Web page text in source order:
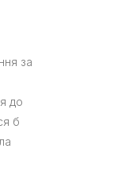
за
до
б